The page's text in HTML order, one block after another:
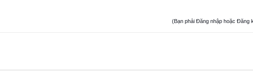
(Bạn phải Đăng nhập hoặc Đăng